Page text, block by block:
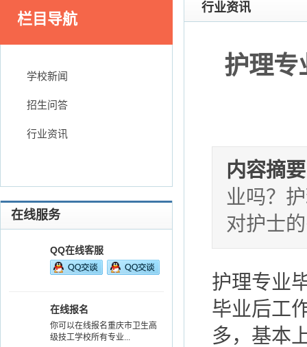
栏目导航
学校新闻
招生问答
行业资讯
在线服务
QQ在线客服
在线报名
你可以在线报名重庆市卫生高
级技工学校所有专业...
行业资讯
护理专
内容摘要
业吗？
对护士
护理专业
毕业后工
多，基本